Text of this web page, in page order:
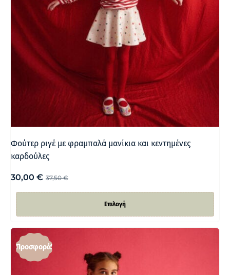
Φούτερ ριγέ με φραμπαλά μανίκια και κεντημένες
καρδούλες
37,50€
30,00 €
Επιλογή
Προσφορά!